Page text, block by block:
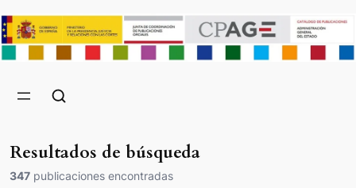
Resultados de búsqueda
347 publicaciones encontradas